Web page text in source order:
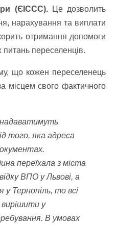
(ЄІССС).Це дозволить
нарахування та виплати
отримання допомоги
переселенців.
що кожен переселенець
місцем свого фактичного
надаватимуть
того, яка адреса
переїхала з міста
ВПО у Львові, а
у Тернопіль, то всі
у
В умовах